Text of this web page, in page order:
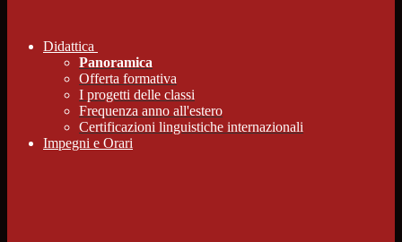
Didattica
Panoramica
Offerta formativa
I progetti delle classi
Frequenza anno all'estero
Certificazioni linguistiche internazionali
Impegni e Orari